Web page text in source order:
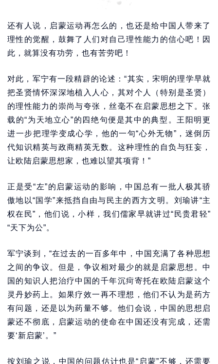
还有人说，启蒙运动再怎么的，也还是给中国人带来了
理性的觉醒，鼓舞了人们对自己理性能力的信心吧！因
此，就算没有功劳，也有苦劳吧！
对此，军宁有一段精辟的论述：“其实，宋明的理学早就
把圣贤情怀深深地植入人心，其对个人（特别是圣贤）
的理性能力的崇尚与夸张，丝毫不在启蒙思想之下。张
载的“为天地立心”的四绝句便是其中的典型。王阳明更
进一步把理学变成心学，他的一句“心外无物”，迷倒历
代知识精英与政商精英无数。这种理性的自负与狂妄，
让欧陆启蒙思想家，也难以望其项背！”
正是受“左”的启蒙运动的影响，中国总有一批人极其骄
傲地以“国学”来抵挡自由与民主的西方文明。刘瑜讲“主
权在民”，他们说，小样，我们儒家早就讲过“民贵君轻”
“天下为公”。
军宁谈到，“在过去的一百多年中，中国充满了各种思想
之间的争议。但是，争议相对最少的就是启蒙思想。中
国的知识人把治疗中国的千年沉疴寄托在欧陆启蒙这个
灵丹妙药上。如果疗效一再不理想，他们不认为是药方
有问题，还是以为药量不够。他们会说，中国的思想启
蒙还不彻底，启蒙运动的使命在中国还没有完成，还需
要‘新启蒙’。”
按刘瑜之说，中国的问题估计也是“启蒙”不够，还需要